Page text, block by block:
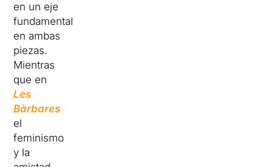
en un eje
fundamental
en ambas
piezas.
Mientras
que en
Les
Bàrbares
el
feminismo
y la